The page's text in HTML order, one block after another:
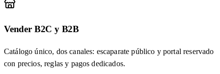
Vender B2C y B2B
Catálogo único, dos canales: escaparate público y portal reservado
con precios, reglas y pagos dedicados.